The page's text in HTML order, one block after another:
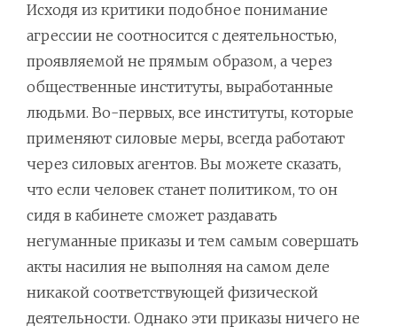
Исходя из критики подобное понимание
агрессии не соотносится с деятельностью,
проявляемой не прямым образом, а через
общественные институты, выработанные
людьми. Во-первых, все институты, которые
применяют силовые меры, всегда работают
через силовых агентов. Вы можете сказать,
что если человек станет политиком, то он
сидя в кабинете сможет раздавать
негуманные приказы и тем самым совершать
акты насилия не выполняя на самом деле
никакой соответствующей физической
деятельности. Однако эти приказы ничего не